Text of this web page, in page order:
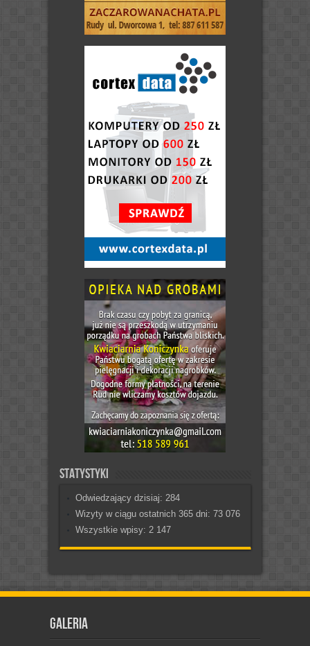
Statystyki
Odwiedzający dzisiaj: 284
Wizyty w ciągu ostatnich 365 dni: 73 076
Wszystkie wpisy: 2 147
Galeria